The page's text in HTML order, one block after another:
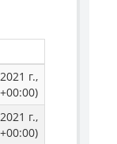
г.,
г.,